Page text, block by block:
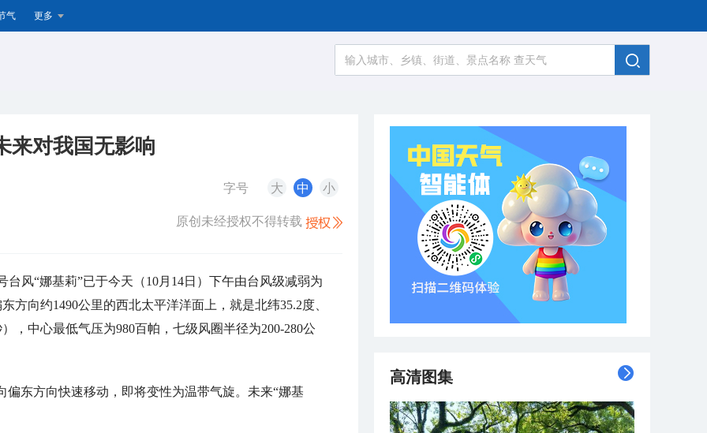
气 更多
来对我国无影响
字号 大 中 小
原创未经授权不得转载
风“娜基莉”已于今天（10月14日）下午由台风级减弱为
方向约1490公里的西北太平洋洋面上，就是北纬35.2度、
，中心最低气压为980百帕，七级风圈半径为200-280公
偏东方向快速移动，即将变性为温带气旋。未来“娜基
高清图集